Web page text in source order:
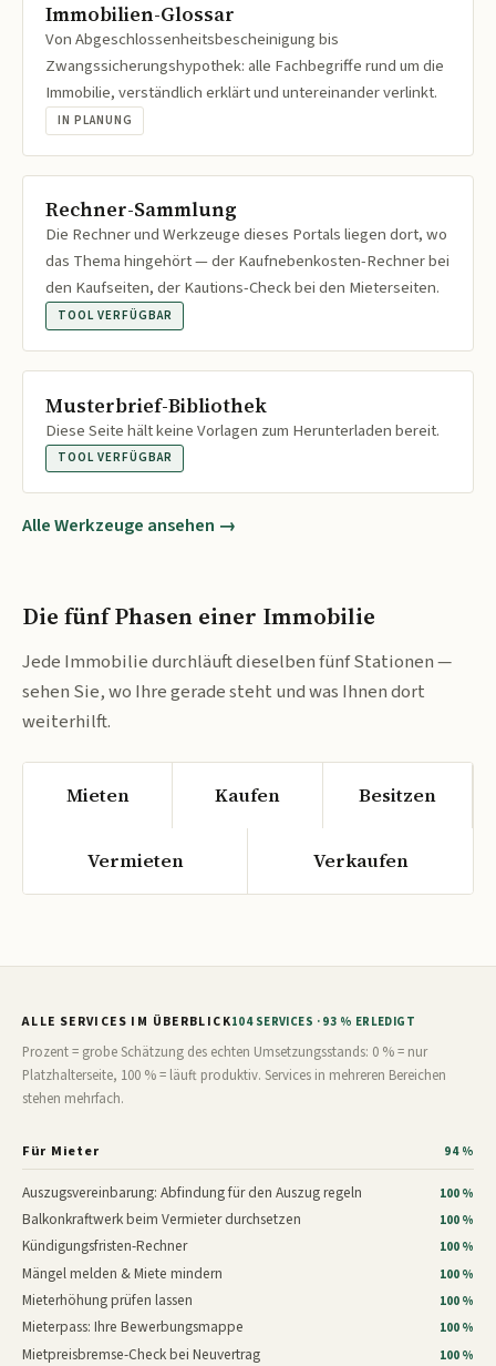
Immobilien-Glossar
Von Abgeschlossenheitsbescheinigung bis
Zwangssicherungshypothek: alle Fachbegriffe rund um die
Immobilie, verständlich erklärt und untereinander verlinkt.
IN PLANUNG
Rechner-Sammlung
Die Rechner und Werkzeuge dieses Portals liegen dort, wo
das Thema hingehört — der Kaufnebenkosten-Rechner bei
den Kaufseiten, der Kautions-Check bei den Mieterseiten.
TOOL VERFÜGBAR
Musterbrief-Bibliothek
Diese Seite hält keine Vorlagen zum Herunterladen bereit.
TOOL VERFÜGBAR
Alle Werkzeuge ansehen →
Die fünf Phasen einer Immobilie
Jede Immobilie durchläuft dieselben fünf Stationen —
sehen Sie, wo Ihre gerade steht und was Ihnen dort
weiterhilft.
Mieten Kaufen Besitzen
Vermieten Verkaufen
ALLE SERVICES IM ÜBERBLICK104 SERVICES · 93 % ERLEDIGT
Prozent = grobe Schätzung des echten Umsetzungsstands: 0 % = nur
Platzhalterseite, 100 % = läuft produktiv. Services in mehreren Bereichen
stehen mehrfach.
Für Mieter 94 %
Auszugsvereinbarung: Abfindung für den Auszug regeln 100 %
Balkonkraftwerk beim Vermieter durchsetzen 100 %
Kündigungsfristen-Rechner 100 %
Mängel melden & Miete mindern 100 %
Mieterhöhung prüfen lassen 100 %
Mieterpass: Ihre Bewerbungsmappe 100 %
Mietpreisbremse-Check bei Neuvertrag 100 %